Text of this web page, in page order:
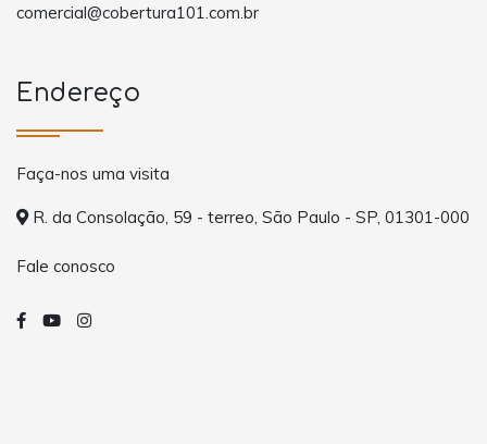
comercial@cobertura101.com.br
Endereço
Faça-nos uma visita
R. da Consolação, 59 - terreo, São Paulo - SP, 01301-000
Fale conosco